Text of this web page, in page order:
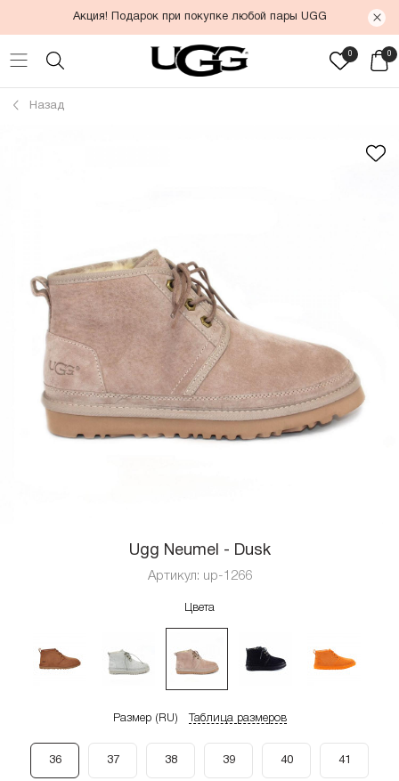
Акция! Подарок при покупке любой пары UGG
0 0
Назад
Ugg Neumel - Dusk
Артикул: up-1266
Цвета
Размер (RU) Таблица размеров
36 37 38 39 40 41